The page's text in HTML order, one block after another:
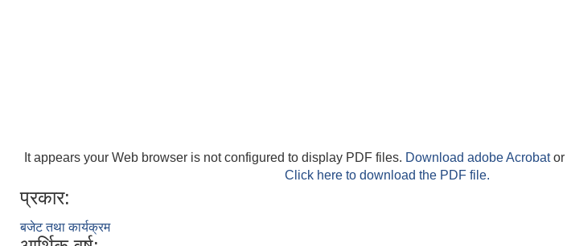
It appears your Web browser is not configured to display PDF files. Download adobe Acrobator
Click here to download the PDF file.
प्रकार:
बजेट तथा कार्यक्रम